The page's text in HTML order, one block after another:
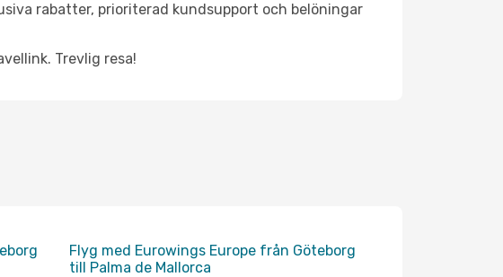
rabatter, prioriterad kundsupport och belöningar
Trevlig resa!
Flyg med Eurowings Europe från Göteborg
till Palma de Mallorca